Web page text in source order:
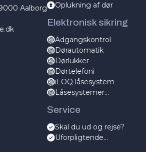
Aalborg
Oplukning af dør
Elektronisk sikring
Adgangskontrol
Dørautomatik
Dørlukker
Dørtelefoni
iLOQ låsesystem
Låsesystemer
Service
Skal du ud og rejse?
Uforpligtende